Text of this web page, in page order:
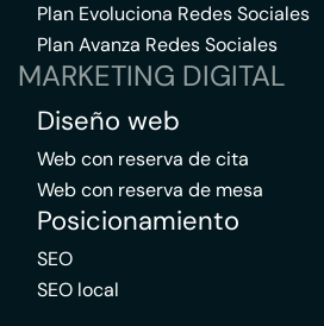
Plan Evoluciona Redes Sociales
Plan Avanza Redes Sociales
MARKETING DIGITAL
Diseño web
Web con reserva de cita
Web con reserva de mesa
Posicionamiento
SEO
SEO local